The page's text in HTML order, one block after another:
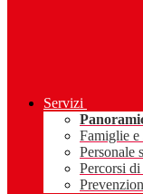
Servizi
Famiglie e
Personale
Percorsi